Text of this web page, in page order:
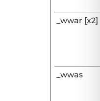
_wwar [x2]
_wwas